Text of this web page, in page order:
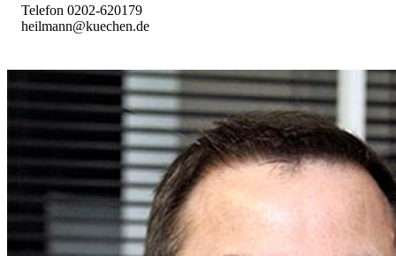
Telefon 0202-620179
heilmann@kuechen.de